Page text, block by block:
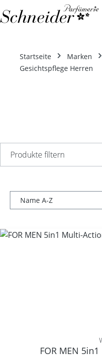
Zum Hauptinhalt springen
Startseite Marken
Gesichtspflege Herren
Produkte filtern
FOR MEN